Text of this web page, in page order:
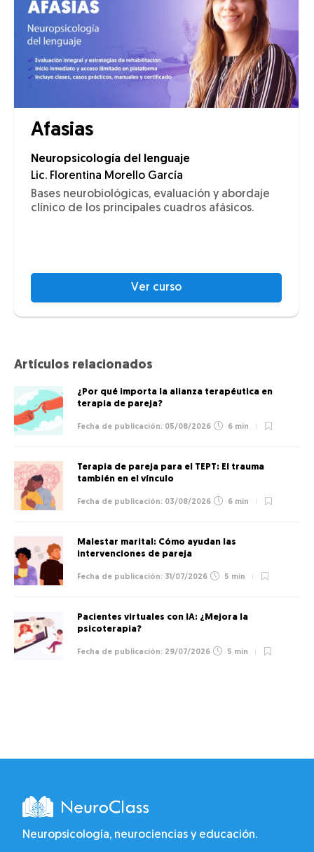
Afasias
Neuropsicología del lenguaje
Lic. Florentina Morello García
Bases neurobiológicas, evaluación y abordaje
clínico de los principales cuadros afásicos.
Ver curso
Artículos relacionados
¿Por qué importa la alianza terapéutica en
terapia de pareja?
05/08/2026 6 min
Terapia de pareja para el TEPT: El trauma
también en el vínculo
03/08/2026 6 min
Malestar marital: Cómo ayudan las
intervenciones de pareja
31/07/2026 5 min
Pacientes virtuales con IA: ¿Mejora la
psicoterapia?
29/07/2026 5 min
Neuropsicología, neurociencias y educación.